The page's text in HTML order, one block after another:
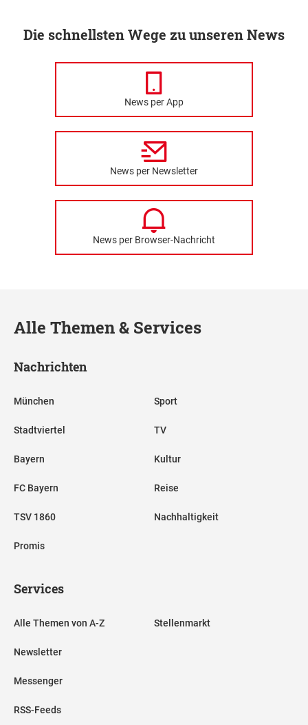
Die schnellsten Wege zu unseren News
News per App
News per Newsletter
News per Browser-Nachricht
Alle Themen & Services
Nachrichten
München
Stadtviertel
Bayern
FC Bayern
TSV 1860
Promis
Sport
TV
Kultur
Reise
Nachhaltigkeit
Services
Alle Themen von A-Z
Newsletter
Messenger
RSS-Feeds
Stellenmarkt